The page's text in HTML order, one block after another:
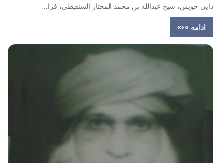
دایی خویش، شیخ عبدالله بن محمد المختار الشنقیطی، فرا…
ادامه »»»